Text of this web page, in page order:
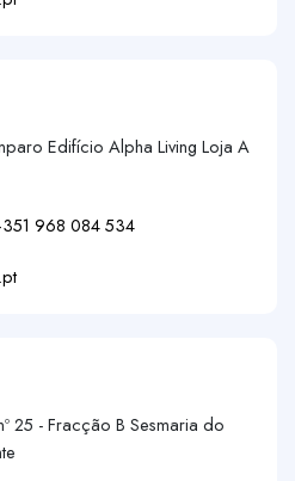
Edifício Alpha Living Loja A
968 084 534
25 - Fracção B Sesmaria do